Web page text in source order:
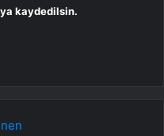
kaydedilsin.